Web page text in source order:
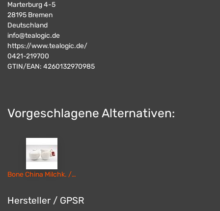
Marterburg 4-5
28195 Bremen
Deutschland
info@tealogic.de
https://www.tealogic.de/
0421-219700
GTIN/EAN: 4260132970985
Vorgeschlagene Alternativen:
Bone China Milchk. / Zuckert. "Epsilon"
Hersteller / GPSR